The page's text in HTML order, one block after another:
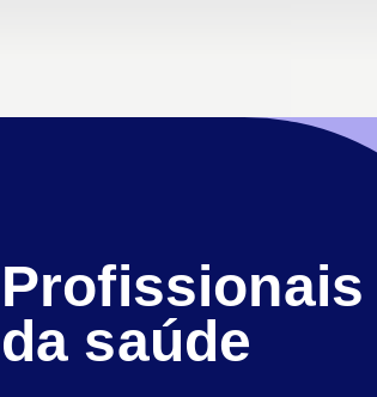
Profissionais
da saúde